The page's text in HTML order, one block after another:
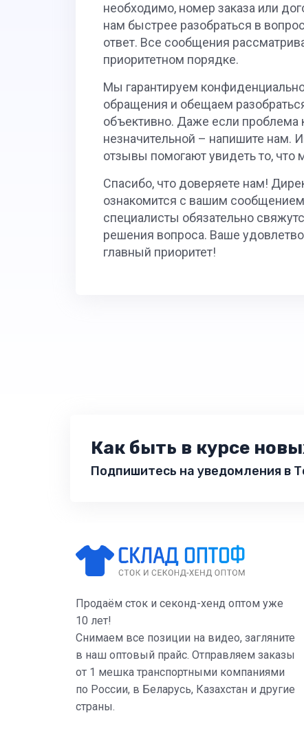
необходимо, номер заказа или
нам быстрее разобраться в
ответ. Все сообщения
приоритетном порядке.
Мы гарантируем
обращения и обещаем
объективно. Даже если проблема
незначительной – напишите нам.
отзывы помогают увидеть то, что
Спасибо, что доверяете нам!
ознакомится с вашим
специалисты обязательно
решения вопроса. Ваше
главный приоритет!
Как быть в курсе
Подпишитесь на уведомления в
Продаём сток и секонд-хенд оптом уже
10 лет!
Снимаем все позиции на видео, загляните
в наш оптовый прайс. Отправляем заказы
от 1 мешка транспортными компаниями
по России, в Беларусь, Казахстан и другие
страны.